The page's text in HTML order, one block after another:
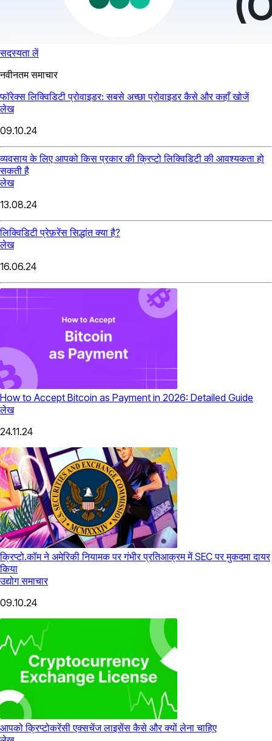
सदस्यता लें
नवीनतम समाचार
फॉरेक्स लिक्विडिटी प्रोवाइडर: सबसे अच्छा प्रोवाइडर कैसे और कहाँ खोजें
लेख
09.10.24
व्यवसाय के लिए आपको किस प्रकार की क्रिप्टो लिक्विडिटी की आवश्यकता हो
सकती है
लेख
13.08.24
लिक्विडिटी प्रेफ़रेंस सिद्धांत क्या है?
लेख
16.06.24
How to Accept Bitcoin as Payment in 2026: Detailed Guide
लेख
24.11.24
क्रिप्टो.कॉम ने अमेरिकी नियामक पर गंभीर प्रतिआक्रम में SEC पर मुकदमा दायर
किया
उद्योग समाचार
09.10.24
आपको क्रिप्टोकरेंसी एक्सचेंज लाइसेंस कैसे और क्यों लेना चाहिए